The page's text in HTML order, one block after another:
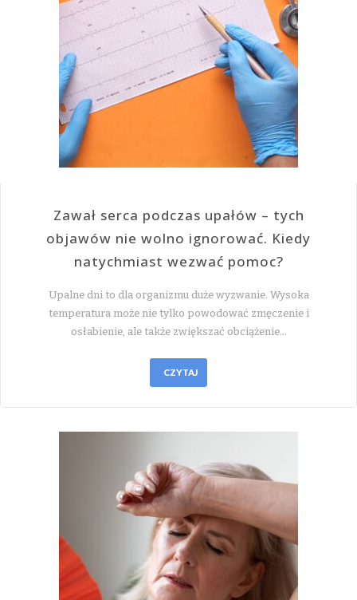
Zawał serca podczas upałów – tych
objawów nie wolno ignorować. Kiedy
natychmiast wezwać pomoc?
Upalne dni to dla organizmu duże wyzwanie. Wysoka
temperatura może nie tylko powodować zmęczenie i
osłabienie, ale także zwiększać obciążenie…
CZYTAJ